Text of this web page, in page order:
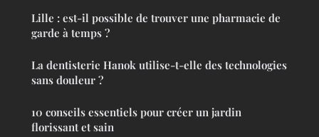
Lille : est-il possible de trouver une pharmacie de
garde à temps ?
La dentisterie Hanok utilise-t-elle des technologies
sans douleur ?
10 conseils essentiels pour créer un jardin
florissant et sain